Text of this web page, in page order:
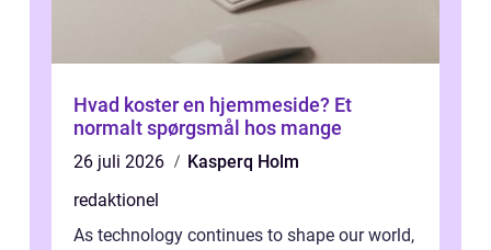
Hvad koster en hjemmeside? Et
normalt spørgsmål hos mange
26 juli 2026
Kasperq Holm
redaktionel
As technology continues to shape our world,